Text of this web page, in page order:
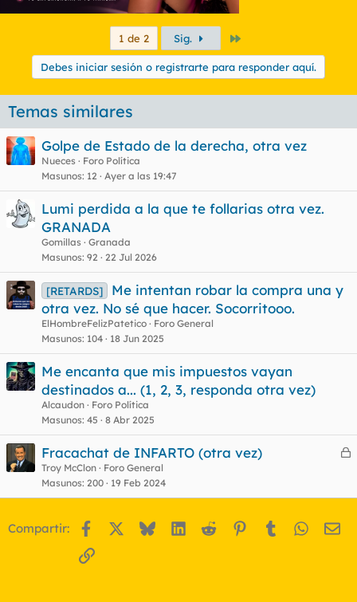
1 de 2 Sig.
Debes iniciar sesión o registrarte para responder aquí.
Temas similares
Golpe de Estado de la derecha, otra vez
Nueces
Foro Política
Masunos 12 Ayer a las 19:47
Lumi perdida a la que te follarias otra vez.
GRANADA
Gomillas Granada
Masunos 92 22 Jul 2026
[RETARDS]
Me intentan robar la compra una y
otra vez. No sé que hacer. Socorritooo.
ElHombreFelizPatetico
Foro General
Masunos 104 18 Jun 2025
Me encanta que mis impuestos vayan
destinados a... (1, 2, 3, responda otra vez)
Alcaudon
Foro Política
Masunos 45 8 Abr 2025
C
r
Fracachat de INFARTO (otra vez)
Troy McClon
Foro General
Masunos 200 19 Feb 2024
Compartir: Facebook BlueskyLinkedIn
Reddit Pinterest
Tumblr
Enlace